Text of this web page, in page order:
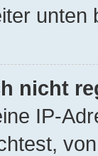
unten
nicht
IP-